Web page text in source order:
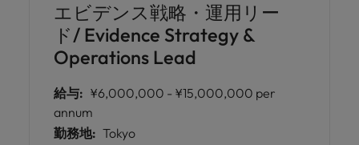
エビデンス戦略・運用リー
ド/ Evidence Strategy &
Operations Lead
給与: ¥6,000,000 - ¥15,000,000 per
annum
勤務地: Tokyo